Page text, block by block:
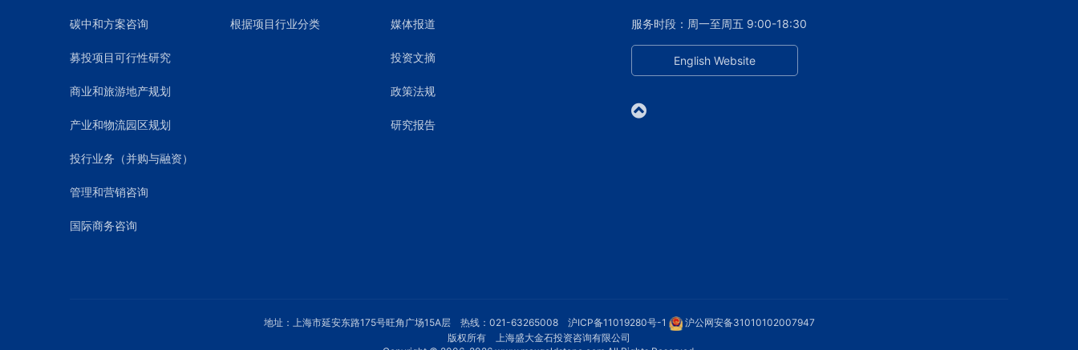
碳中和方案咨询
募投项目可行性研究
商业和旅游地产规划
产业和物流园区规划
投行业务（并购与融资）
管理和营销咨询
国际商务咨询
根据项目行业分类 媒体报道
投资文摘
政策法规
研究报告
服务时段：周一至周五 9:00-18:30
English Website
地址：上海市延安东路175号旺角广场15A层 热线：021-63265008 沪ICP备11019280号-1
沪公网安备31010102007947
版权所有 上海盛大金石投资咨询有限公司